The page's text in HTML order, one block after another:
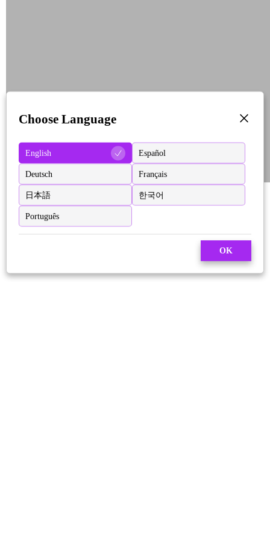
Choose Language
English Español
Deutsch Français
日本語 한국어
Português
OK